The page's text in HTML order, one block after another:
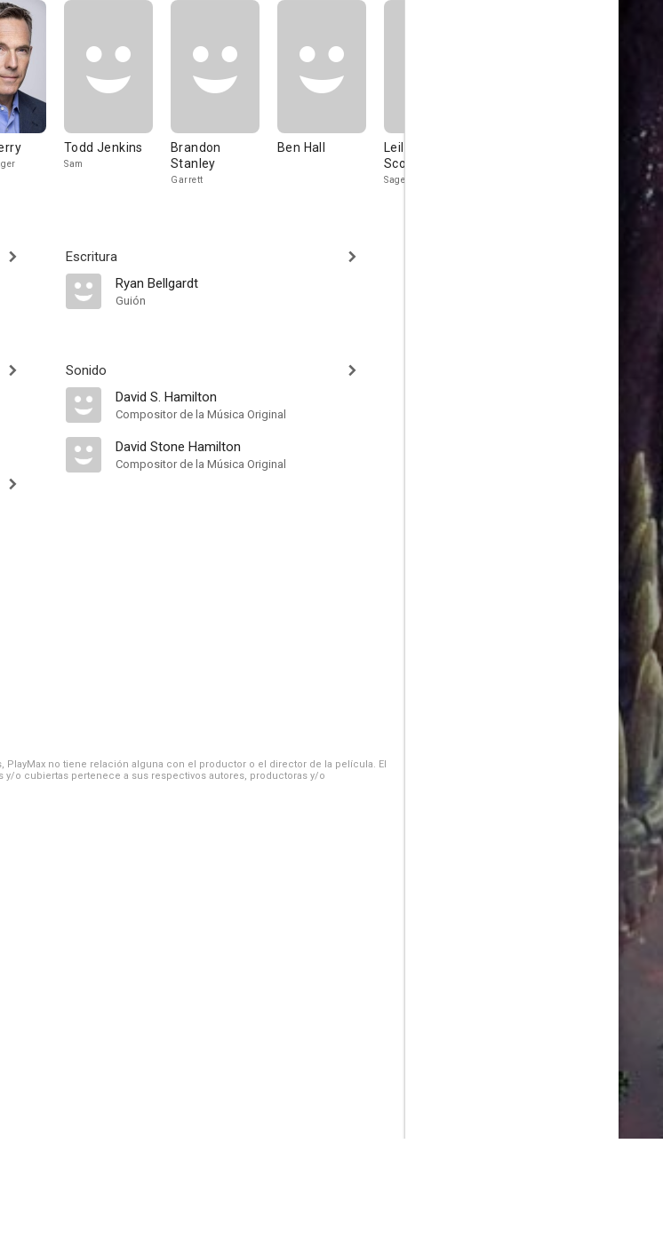
Todd Jenkins
Sam
Brandon
Stanley
Garrett
Ben Hall
Leila Anastasia
Scott
Sage
John W
Escritura
Ryan Bellgardt
Guión
Sonido
David S. Hamilton
Compositor de la Música Original
David Stone Hamilton
Compositor de la Música Original
no tiene relación alguna con el productor o el director de la película. El
y/o cubiertas pertenece a sus respectivos autores, productoras y/o